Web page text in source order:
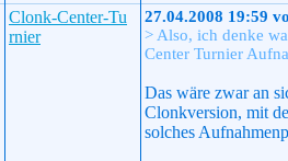
Clonk-Center-Tu
rnier
27.04.2008 19:59
> Also, ich denke
Center Turnier
Das wäre zwar an
Clonkversion, mit
solches